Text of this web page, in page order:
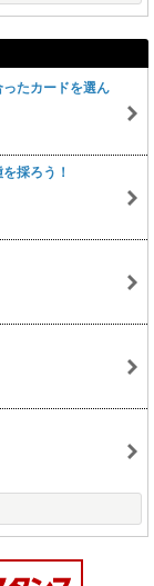
ったカードを選ん
採ろう！